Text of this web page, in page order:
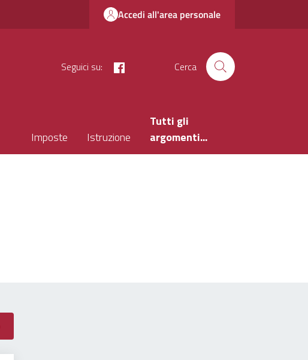
Accedi all'area personale
Seguici su: Cerca
Imposte Istruzione
Tutti gli
argomenti...